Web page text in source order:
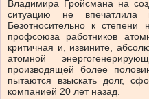
Владимира Гройсмана на
ситуацию не впечатлила
Безотносительно к степени
профсоюза работников
критичная и, извините,
атомной
производящей более
пытаются взыскать долг,
компанией 20 лет назад.